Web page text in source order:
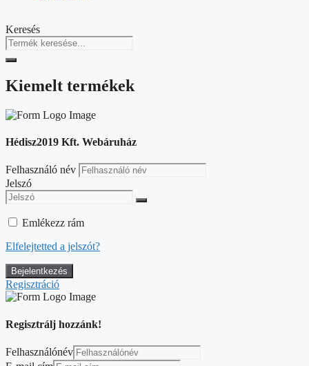
Keresés
Kiemelt termékek
Hédisz2019 Kft. Webáruház
Felhasználó név
Jelszó
Emlékezz rám
Elfelejtetted a jelszót?
Regisztráció
Regisztrálj hozzánk!
Felhasználónév